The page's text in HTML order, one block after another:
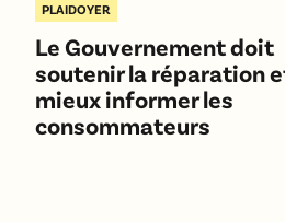
PLAIDOYER
Le Gouvernement doit
soutenir la réparation
mieux informer les
consommateurs